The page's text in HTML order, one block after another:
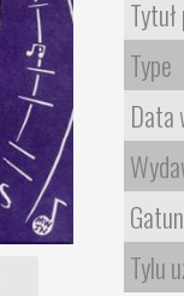
Type
Data
Tylu